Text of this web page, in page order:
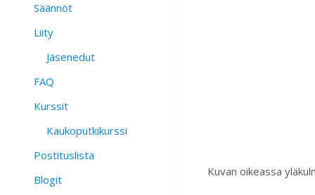
Kuvan oikeassa
Säännöt
Liity
Jäsenedut
FAQ
Kurssit
Kaukoputkikurssi
Postituslista
Blogit